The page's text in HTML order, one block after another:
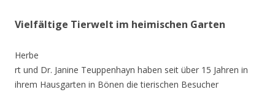
Vielfältige Tierwelt im heimischen Garten
Herbe
rt und Dr. Janine Teuppenhayn haben seit über 15 Jahren in
ihrem Hausgarten in Bönen die tierischen Besucher